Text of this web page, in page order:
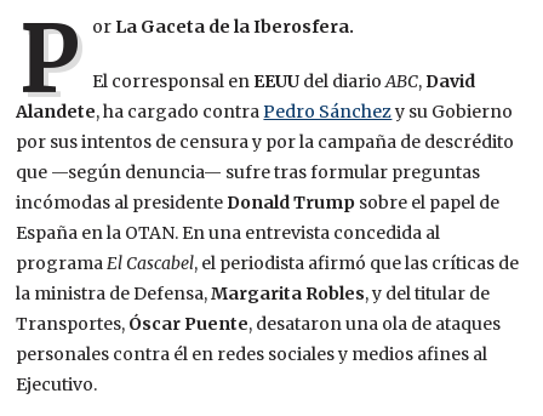
P or La Gaceta de la Iberosfera.
El corresponsal en EEUU del diarioABC, David
Alandete, ha cargado contraPedro Sánchezy su Gobierno
por sus intentos de censura y por la campaña de descrédito
que —según denuncia— sufre tras formular preguntas
incómodas al presidente Donald Trump sobre el papel de
España en la OTAN. En una entrevista concedida al
programaEl Cascabel, el periodista afirmó que las críticas de
la ministra de Defensa,Margarita Robles, y del titular de
Transportes, Óscar Puente, desataron una ola de ataques
personales contra él en redes sociales y medios afines al
Ejecutivo.